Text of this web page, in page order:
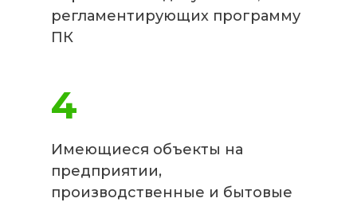
регламентирующих программу
ПК
4
Имеющиеся объекты на
предприятии,
производственные и бытовые